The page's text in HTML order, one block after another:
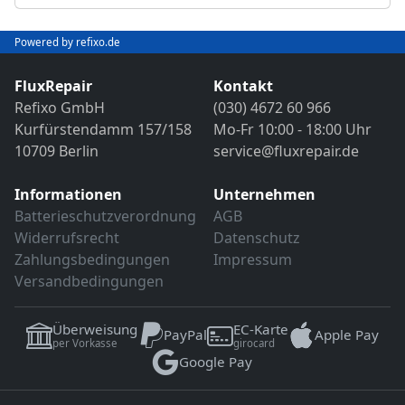
Sollten weitere Defekte festgestellt werden,
erfolgt eine Reparatur ausschließlich nach
vorheriger Rücksprache.
Bild- und Funktionstest
VDE-Sicherheitsprüfung
Sollten weitere Defekte festgestellt werden,
erfolgt eine Reparatur ausschließlich nach
vorheriger Rücksprache.
Powered by refixo.de
FluxRepair
Refixo GmbH
Kurfürstendamm 157/158
10709 Berlin
Kontakt
(030) 4672 60 966
Mo-Fr 10:00 - 18:00 Uhr
service@fluxrepair.de
Informationen
Batterieschutzverordnung
Widerrufsrecht
Zahlungsbedingungen
Versandbedingungen
Unternehmen
AGB
Datenschutz
Impressum
Überweisung
per Vorkasse PayPal EC-Karte
girocard
Apple Pay
Google Pay